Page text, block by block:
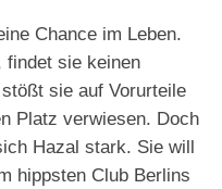
Chance im Leben.
findet sie keinen
sie auf Vorurteile
Platz verwiesen. Doch
Hazal stark. Sie will
hippsten Club Berlins